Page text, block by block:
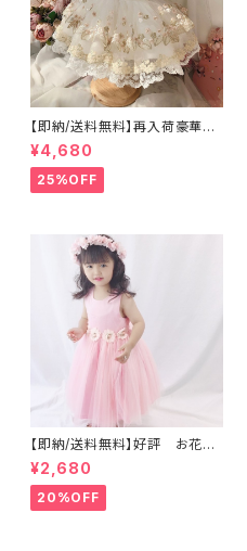
【即納/送料無料】再入荷豪華刺
繍ベビードレスキッズドレスコン
クール演奏会ジュニアドレス
お誕生日撮影結婚式発表会ドレ
ス8090100110120㎝
¥4,680
25%OFF
【即納/送料無料】好評 お花モ
チーフ ふんわりドレス 結婚
式 発表会 お誕生日リングガ
ールフラワーガールコンクール7
0〜110㎝
¥2,680
20%OFF